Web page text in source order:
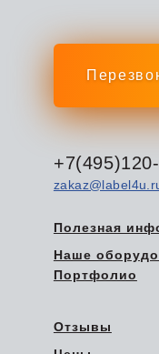
Полезная
Наше
Портфолио
Отзывы